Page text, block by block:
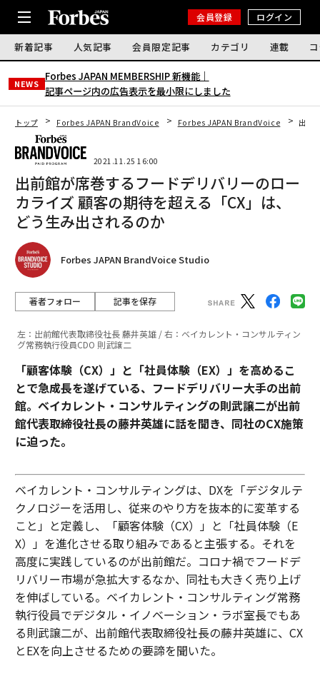
会員登録 ログイン
新着記事 人気記事 会員限定記事 カテゴリ 連載
NEWS
Forbes JAPAN MEMBERSHIP 新機能｜
記事ページ内の広告表示を最小限にしました
トップ Forbes JAPAN BrandVoice Forbes JAPAN BrandVoice 出前
2021.11.25 16:00
出前館が席巻するフードデリバリーのロー
カライズ 顧客の期待を超える「CX」は、
どう生み出されるのか
Forbes JAPAN BrandVoice Studio
著者フォロー 記事を保存
左：出前館代表取締役社長 藤井英雄 / 右：ベイカレント・コンサルティン
グ常務執行役員CDO 則武譲二
「顧客体験（CX）」と「社員体験（EX）」を高めるこ
とで急成長を遂げている、フードデリバリー大手の出前
館。 ベイカレント・コンサルティングの則武譲二が出前
館代表取締役社長の藤井英雄に話を聞き、同社のCX施策
に迫った。
ベイカレント・コンサルティングは、DXを「デジタルテ
クノロジーを活用し、従来のやり方を抜本的に変革する
こと」と定義し、「顧客体験（CX）」と「社員体験（E
X）」を進化させる取り組みであると主張する。それを
高度に実践しているのが出前館だ。コロナ禍でフードデ
リバリー市場が急拡大するなか、同社も大きく売り上げ
を伸ばしている。ベイカレント・コンサルティング常務
執行役員でデジタル・イノベーション・ラボ室長でもあ
る則武譲二が、出前館代表取締役社長の藤井英雄に、CX
とEXを向上させるための要諦を聞いた。